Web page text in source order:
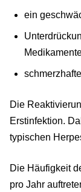
ein
Die
Erstinfektion.
typischen
Die Häufigkeit
pro Jahr